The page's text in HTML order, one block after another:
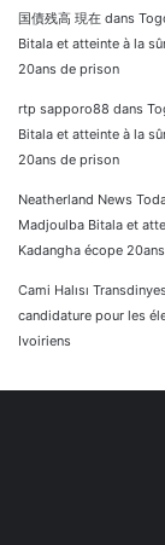
国債残高 現在 dans
Bitala et atteinte à la
20ans de prison
rtp sapporo88 dans
Bitala et atteinte à la
20ans de prison
Neatherland News
Madjoulba Bitala et
Kadangha écope
Cami Halısı
candidature pour les
Ivoiriens